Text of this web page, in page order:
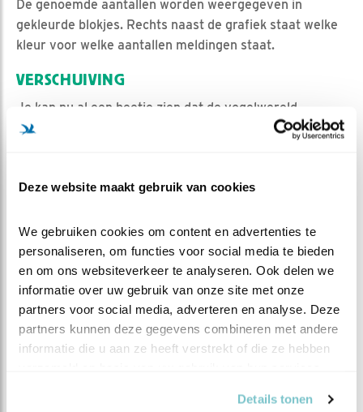
Deze website maakt gebruik van cookies
We gebruiken cookies om content en advertenties te
personaliseren, om functies voor social media te bieden
en om ons websiteverkeer te analyseren. Ook delen we
informatie over uw gebruik van onze site met onze
partners voor social media, adverteren en analyse. Deze
partners kunnen deze gegevens combineren met andere
informatie die u aan ze heeft verstrekt of die ze hebben
Details tonen
De genoemde aantallen worden weergegeven in
gekleurde blokjes. Rechts naast de grafiek staat welke
kleur voor welke aantallen meldingen staat.
VERSCHUIVING
Je kan nu al een beetje zien dat de vogelwereld
dynamisch is. Soorten trekken voorbij. Overwinteraars
de boompieper komen net aan, het zijn zomergasten.
DE NIEUWELINGEN
Boompieper, fitis, Blauwe reiger , Vlaamse gaai, matkop,
zwartkop en staartmees kwamen binnen met stip.
De matkop werd hier vorig jaar niet gezien.
De Blauwe reiger ook niet, die kreeg met zijn
spectaculaire optreden meteeneen eigen film!
zowel een blog als een filmpje